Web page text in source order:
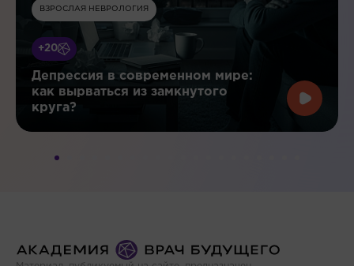
ВЗРОСЛАЯ НЕВРОЛОГИЯ
+20
Депрессия в современном мире:
как вырваться из замкнутого
круга?